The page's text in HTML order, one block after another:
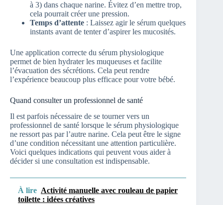
à 3) dans chaque narine. Évitez d’en mettre trop,
cela pourrait créer une pression.
Temps d’attente : Laissez agir le sérum quelques
instants avant de tenter d’aspirer les mucosités.
Une application correcte du sérum physiologique
permet de bien hydrater les muqueuses et facilite
l’évacuation des sécrétions. Cela peut rendre
l’expérience beaucoup plus efficace pour votre bébé.
Quand consulter un professionnel de santé
Il est parfois nécessaire de se tourner vers un
professionnel de santé lorsque le sérum physiologique
ne ressort pas par l’autre narine. Cela peut être le signe
d’une condition nécessitant une attention particulière.
Voici quelques indications qui peuvent vous aider à
décider si une consultation est indispensable.
À lire Activité manuelle avec rouleau de papier
toilette : idées créatives